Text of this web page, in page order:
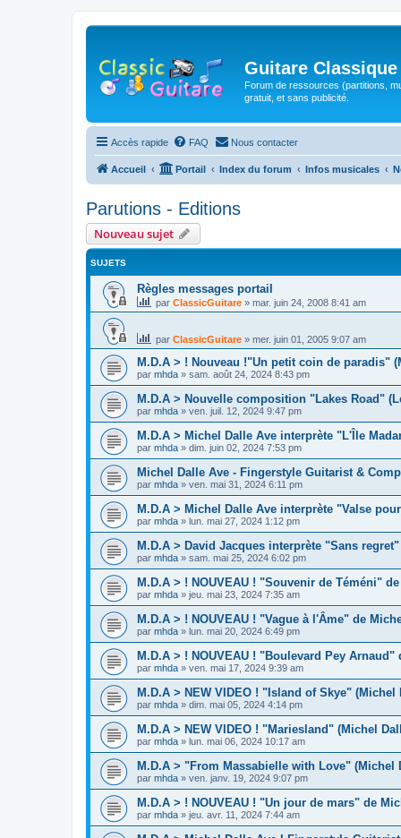
Guitare Classique
Forum de ressources (partitions,
gratuit, et sans publicité.
Accès rapide FAQ Nous contacter
Accueil Portail Index du forum Infos musicales
Parutions - Editions
Nouveau sujet
SUJETS
Règles messages portail
par ClassicGuitare » mar. juin 24, 2008 8:41 am
par ClassicGuitare » mer. juin 01, 2005 9:07 am
M.D.A > ! Nouveau !"Un petit coin de paradis"
par mhda » sam. août 24, 2024 8:43 pm
M.D.A > Nouvelle composition "Lakes Road"
par mhda » ven. juil. 12, 2024 9:47 pm
M.D.A > Michel Dalle Ave interprète "L'Île
par mhda » dim. juin 02, 2024 7:53 pm
Michel Dalle Ave - Fingerstyle Guitarist &
par mhda » ven. mai 31, 2024 6:11 pm
M.D.A > Michel Dalle Ave interprète "Valse
par mhda » lun. mai 27, 2024 1:12 pm
M.D.A > David Jacques interprète "Sans
par mhda » sam. mai 25, 2024 6:02 pm
M.D.A > ! NOUVEAU ! "Souvenir de Téméni"
par mhda » jeu. mai 23, 2024 7:35 am
M.D.A > ! NOUVEAU ! "Vague à l'Âme" de
par mhda » lun. mai 20, 2024 6:49 pm
M.D.A > ! NOUVEAU ! "Boulevard Pey
par mhda » ven. mai 17, 2024 9:39 am
M.D.A > NEW VIDEO ! "Island of Skye" (Michel
par mhda » dim. mai 05, 2024 4:14 pm
M.D.A > NEW VIDEO ! "Mariesland" (Michel
par mhda » lun. mai 06, 2024 10:17 am
M.D.A > "From Massabielle with Love" (Michel
par mhda » ven. janv. 19, 2024 9:07 pm
M.D.A > ! NOUVEAU ! "Un jour de mars" de
par mhda » jeu. avr. 11, 2024 7:44 am